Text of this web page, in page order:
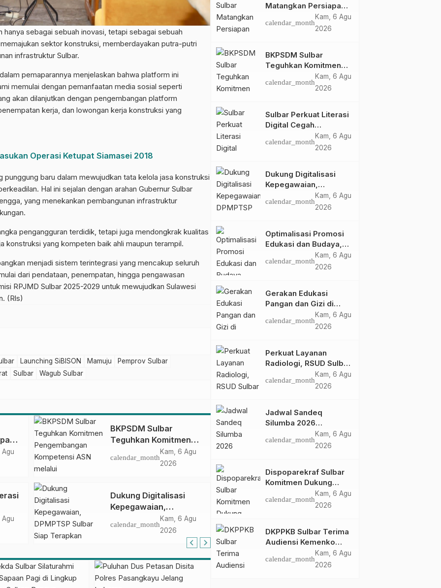
hanya sebagai sebuah inovasi, tetapi sebagai sebuah
sektor konstruksi, memberdayakan putra-putri
infrastruktur Sulbar.
pemaparannya menjelaskan bahwa platform ini
memulai dengan pemanfaatan media sosial seperti
akan dilanjutkan dengan pengembangan platform
kerja, dan lowongan kerja konstruksi yang
Operasi Ketupat Siamasei 2018
punggung baru dalam mewujudkan tata kelola jasa konstruksi
Hal ini sejalan dengan arahan Gubernur Sulbar
yang menekankan pembangunan infrastruktur
pengangguran terdidik, tetapi juga mendongkrak kualitas
konstruksi yang kompeten baik ahli maupun terampil.
menjadi sistem terintegrasi yang mencakup seluruh
dari pendataan, penempatan, hingga pengawasan
RPJMD Sulbar 2025-2029 untuk mewujudkan Sulawesi
(Rls)
Launching SiBISON Mamuju
Pemprov Sulbar
Sulbar Wagub Sulbar
Agu
BKPSDM Sulbar
Teguhkan Komitmen
Pengembangan
Kompetensi ASN
Perjanjian Tugas
Belajar 2026
calendar_month
Kam, 6 Agu
2026
Agu
Dukung Digitalisasi
Kepegawaian,
DPMPTSP Sulbar Siap
Terapkan Aplikasi
calendar_month
Kam, 6 Agu
2026
Matangkan Persiapan
HUT Ke-81 RI, Puncak
Upacara di Lapangan
calendar_month
Kam, 6 Agu
2026
BKPSDM Sulbar
Teguhkan Komitmen
Pengembangan
Kompetensi ASN
Perjanjian Tugas
Belajar 2026
calendar_month
Kam, 6 Agu
2026
Sulbar Perkuat Literasi
Digital Cegah
Kejahatan Love
Scamming
calendar_month
Kam, 6 Agu
2026
Dukung Digitalisasi
Kepegawaian,
DPMPTSP Sulbar Siap
Terapkan Aplikasi
calendar_month
Kam, 6 Agu
2026
Optimalisasi Promosi
Edukasi dan Budaya,
Anjungan Provinsi
Sulawesi Barat Perkuat
TMII
calendar_month
Kam, 6 Agu
2026
Gerakan Edukasi
Pangan dan Gizi di
Mamasa: Tingkatkan
Pengetahuan dan
calendar_month
Kam, 6 Agu
2026
Perkuat Layanan
Radiologi, RSUD Sulbar
Sambut Kembali dr. Iis
Imelda, Sp.Rad
calendar_month
Kam, 6 Agu
2026
Jadwal Sandeq
Silumba 2026
Dispoparekraf Sulbar
calendar_month
Kam, 6 Agu
2026
Dispoparekraf Sulbar
Komitmen Dukung
Penyusunan RAD
TPB/SDGs Sulawesi
calendar_month
Kam, 6 Agu
2026
DKPPKB Sulbar Terima
Audiensi Kemenko
Kumham Imipas RI,
Perkuat Pelayanan
calendar_month
Kam, 6 Agu
2026